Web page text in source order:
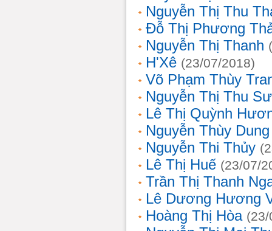
Nguyễn Thị Thu
Đỗ Thị Phương
Nguyễn Thị Thanh
H'Xê (23/07/2018)
Võ Phạm Thùy
Nguyễn Thị Thu
Lê Thị Quỳnh
Nguyễn Thùy Dung
Nguyễn Thi Thủy
Lê Thị Huế (23/07/
Trần Thị Thanh
Lê Dương Hương
Hoàng Thị Hòa